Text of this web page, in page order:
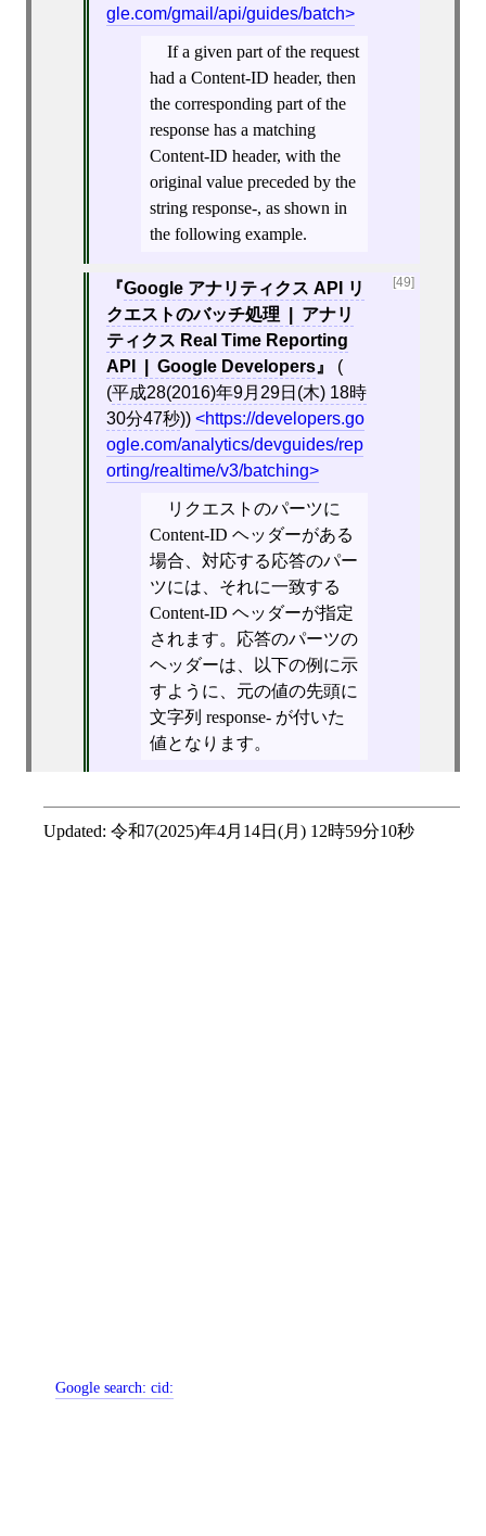
gle.com/gmail/api/guides/batch
If a given part of the request
had a Content-ID header, then
the corresponding part of the
response has a matching
Content-ID header, with the
original value preceded by the
string response-, as shown in
the following example.
[49]
Google アナリティクス API リ
クエストのバッチ処理 | アナリ
ティクス Real Time Reporting
API | Google Developers
(
(平成28(2016)年9月29日(木) 18時
30分47秒))
https://developers.go
ogle.com/analytics/devguides/rep
orting/realtime/v3/batching
リクエストのパーツに
Content-ID ヘッダーがある
場合、対応する応答のパー
ツには、それに一致する
Content-ID ヘッダーが指定
されます。応答のパーツの
ヘッダーは、以下の例に示
すように、元の値の先頭に
文字列 response- が付いた
値となります。
Updated: 令和7(2025)年4月14日(月) 12時59分10秒
Google search:cid: